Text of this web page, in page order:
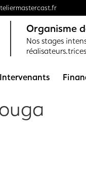
Organisme
Nos stages
Intervenants